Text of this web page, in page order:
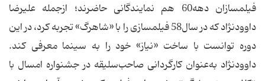
فیلمسازان دهه60 هم نمایندگانی حاضرند؛ ازجمله علیرضا
داوودنژاد که در سال58 فیلمسازی را با «شاهرگ» تجربه کرد، در این
دوره توانست با ساخت «نیاز» خود را به سینما معرفی کند.
داوودنژاد به‌عنوان کارگردانی صاحب‌سلیقه در جشنواره امسال با